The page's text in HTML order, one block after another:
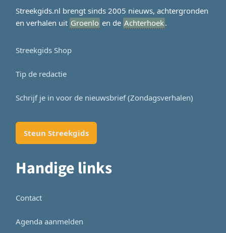
Streekgids.nl brengt sinds 2005 nieuws, achtergronden
en verhalen uit Groenlo en de Achterhoek.
Streekgids Shop
Tip de redactie
Schrijf je in voor de nieuwsbrief (Zondagsverhalen)
Steun Streekgids
Handige links
Contact
Agenda aanmelden